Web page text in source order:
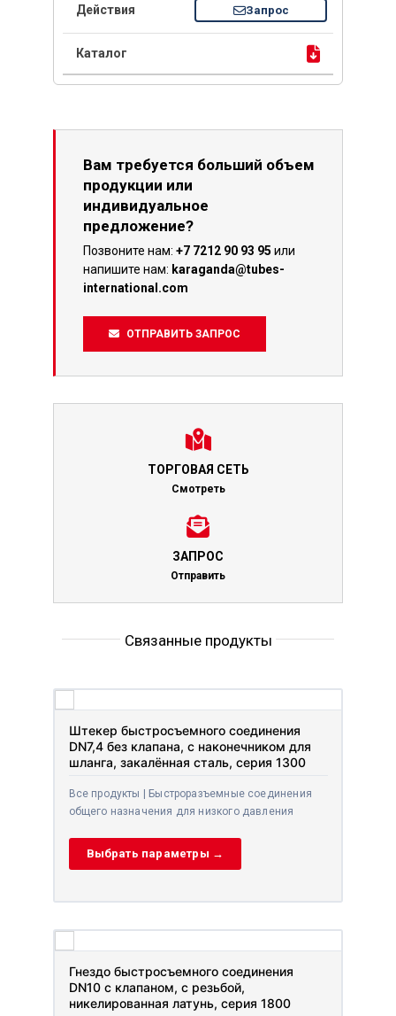
Запрос
Вам требуется больший объем
продукции или
индивидуальное
предложение?
Позвоните нам: +7 7212 90 93 95 или
напишите нам: karaganda@tubes-
international.com
ОТПРАВИТЬ ЗАПРОС
ТОРГОВАЯ СЕТЬ
Смотреть
ЗАПРОС
Отправить
Связанные продукты
Штекер быстросъемного соединения
DN7,4 без клапана, с наконечником для
шланга, закалённая сталь, серия 1300
Все продукты | Быстроразъемные соединения
общего назначения для низкого давления
Выбрать параметры →
Гнездо быстросъемного соединения
DN10 с клапаном, с резьбой,
никелированная латунь, серия 1800